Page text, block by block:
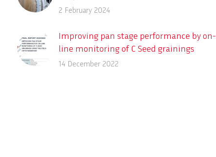
2 February 2024
Improving pan stage performance by on-
line monitoring of C Seed grainings
using the ITECA CrystObserver
14 December 2022